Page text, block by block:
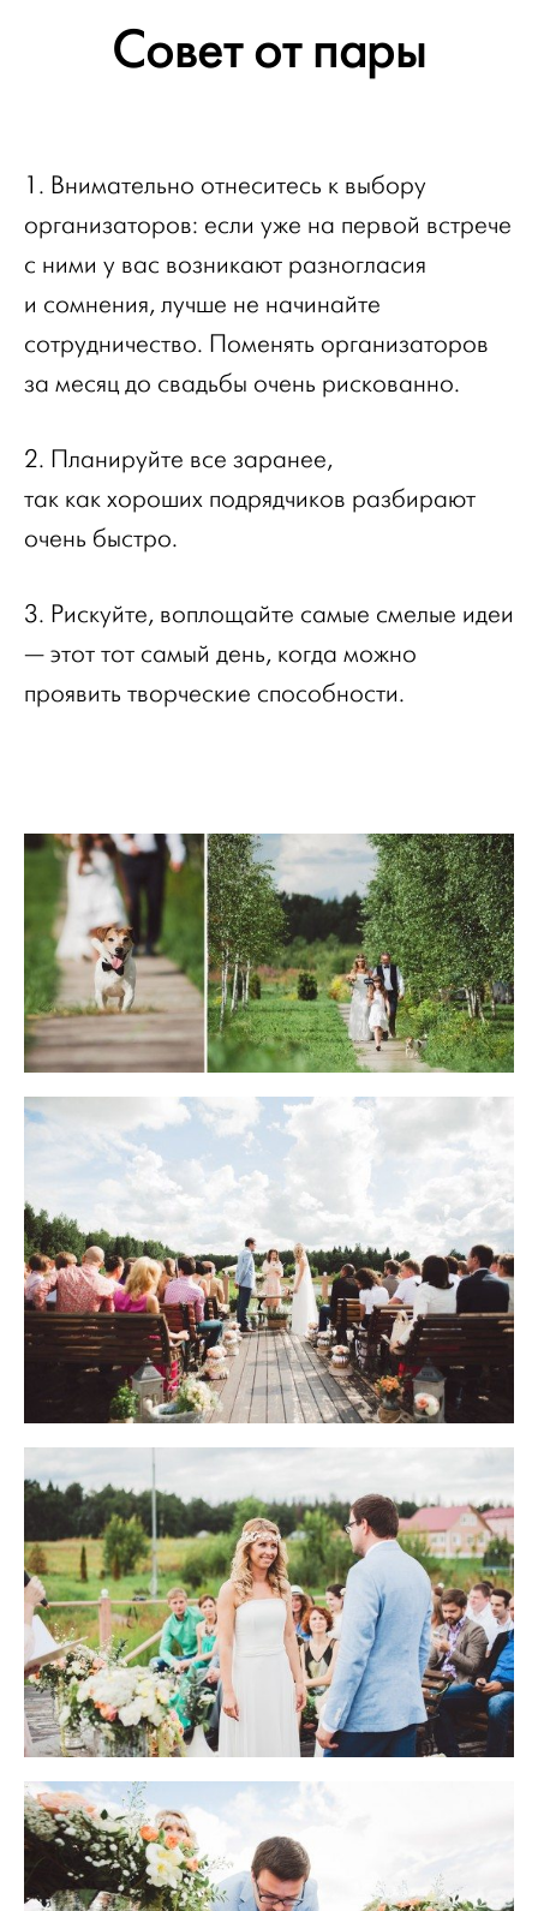
Совет от пары
1. Внимательно отнеситесь к выбору
организаторов: если уже на первой встрече
с ними у вас возникают разногласия
и сомнения, лучше не начинайте
сотрудничество. Поменять организаторов
за месяц до свадьбы очень рискованно.
2. Планируйте все заранее,
так как хороших подрядчиков разбирают
очень быстро.
3. Рискуйте, воплощайте самые смелые идеи
— этот тот самый день, когда можно
проявить творческие способности.